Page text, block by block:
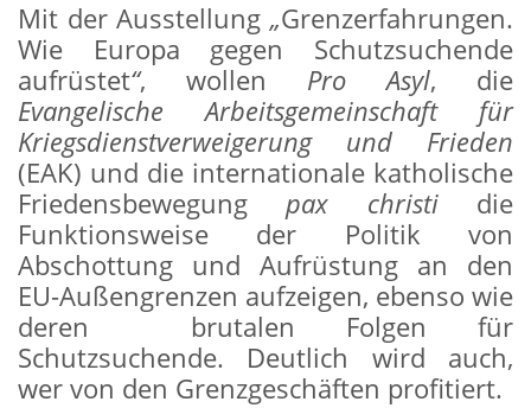
Mit der Ausstellung „Grenzerfahrungen.
Wie Europa gegen Schutzsuchende
aufrüstet“, wollen Pro Asyl, die
Evangelische Arbeitsgemeinschaft für
Kriegsdienstverweigerung und Frieden
(EAK) und die internationale katholische
Friedensbewegungpax christidie
Funktionsweise der Politik von
Abschottung und Aufrüstung an den
EU-Außengrenzen aufzeigen, ebenso wie
deren brutalen Folgen für
Schutzsuchende. Deutlich wird auch,
wer von den Grenzgeschäften profitiert.